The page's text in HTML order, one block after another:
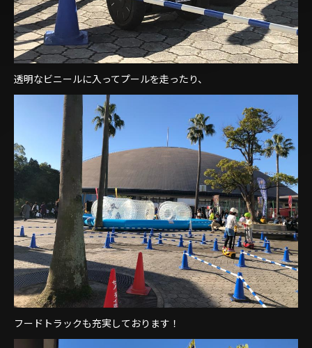
透明なビニールに入ってプールを走ったり、
フードトラックも充実しております！